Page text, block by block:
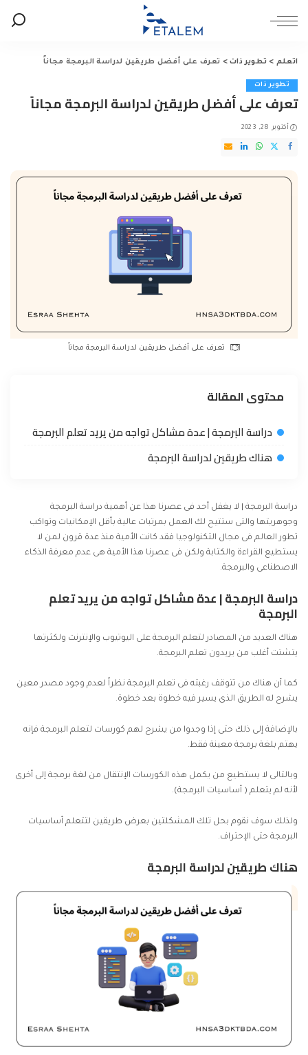
اتعلم > تطوير ذات> تعرف على أفضل طريقين لدراسة البرمجة مجاناً
تطوير ذات
تعرف على أفضل طريقين لدراسة البرمجة مجاناً
أكتوبر 28, 2023
تعرف على أفضل طريقين لدراسة البرمجة مجاناً
محتوى المقالة
دراسة البرمجة | عدة مشاكل تواجه من يريد تعلم البرمجة
هناك طريقين لدراسة البرمجة
دراسة البرمجة | لا يغفل أحد فى عصرنا هذا عن أهمية دراسة البرمجة
وجوهريتها والتى ستتيح لك العمل بمرتبات عالية بأقل الإمكانيات وتواكب
تطور العالم فى مجال التكنولوجيا فقد كانت الأمية منذ عدة قرون لمن لا
يستطيع القراءة والكتابة ولكن فى عصرنا هذا الأمية هى عدم معرفة الذكاء
الاصطناعى والبرمجة.
دراسة البرمجة | عدة مشاكل تواجه من يريد تعلم
البرمجة
هناك العديد من المصادر لتعلم البرمجة على اليوتيوب والإنترنت ولكثرتها
يتشتت أغلب من يريدون تعلم البرمجة.
كما أن هناك من تتوقف رغبته فى تعلم البرمجة نظراً لعدم وجود مصدر معين
يشرح له الطريق الذى يسير فيه خطوة بعد خطوة.
بالإضافة إلى ذلك حتى إذا وجدوا من يشرح لهم كورسات لتعلم البرمجة فإنه
يهتم بلغة برمجة معينة فقط.
وبالتالى لا يستطيع من يكمل هذه الكورسات الإنتقال من لغة برمجة إلى أخرى
لأنه لم يتعلم ( أساسيات البرمجة).
ولذلك سوف نقوم بحل تلك المشكلتين بعرض طريقين لتتعلم أساسيات
البرمجة حتى الإحتراف.
هناك طريقين لدراسة البرمجة